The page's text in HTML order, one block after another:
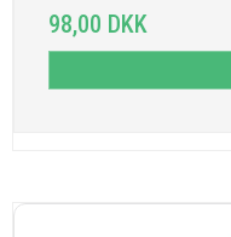
98,00 DKK